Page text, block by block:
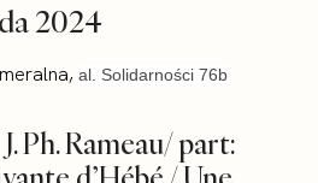
2024
al. Solidarności 76b
Ph. Rameau/ part: